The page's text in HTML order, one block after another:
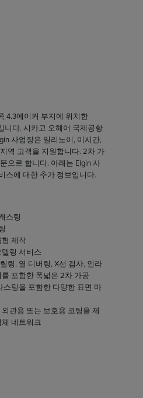
4.3에이커 부지에 위치한
니다. 시카고 오헤어 국제공항
사업장은 일리노이, 미시간,
역 고객을 지원합니다. 2차 가
으로 합니다. 아래는 Elgin 사
스에 대한 추가 정보입니다.
스팅
제작
링 서비스
링, 열 디버링, X선 검사, 인라
포함한 폭넓은 2차 가공
스팅을 포함한 다양한 표면 마
관용 또는 보호용 코팅을 제
네트워크